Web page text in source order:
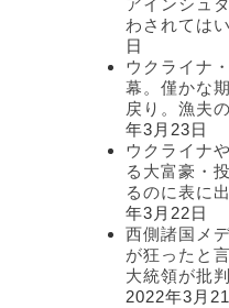
アインシュ
わされては
日
ウクライナ
幕。僅かな
戻り。漁夫
年3月23日
ウクライナ
る大富豪・
るのに表に
年3月22日
西側諸国メ
が狂ったと
大統領が批
2022年3月